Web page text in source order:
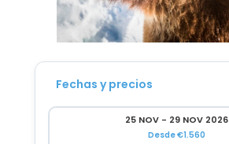
Fechas y precios
25 NOV - 29 NOV 2026
Desde €1.560